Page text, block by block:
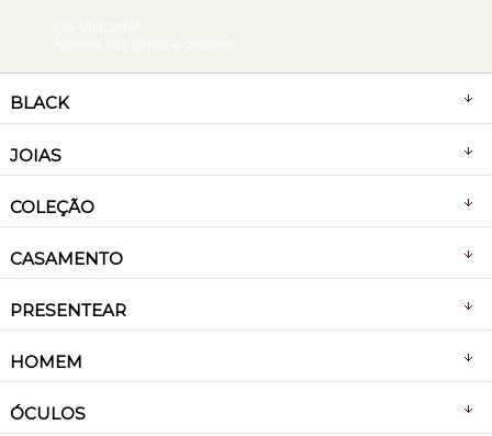
BLACK
JOIAS
COLEÇÃO
CASAMENTO
PRESENTEAR
HOMEM
ÓCULOS